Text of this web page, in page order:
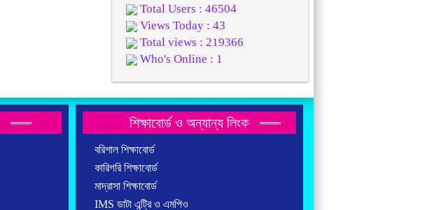
Total Users : 46504
Views Today : 43
Total views : 219366
Who's Online : 1
শিক্ষাবোর্ড ও অন্যান্য লিংক
বরিশাল শিক্ষাবোর্ড
কারিগরি শিক্ষাবোর্ড
মাদ্রাসা শিক্ষাবোর্ড
IMS ডাটা এন্ট্রি ও এমপিও